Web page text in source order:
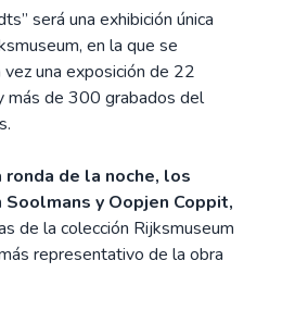
será una exhibición única
en la que se
una exposición de 22
más de 300 grabados del
ronda de la noche, los
y Oopjen Coppit,
de la colección Rijksmuseum
representativo de la obra